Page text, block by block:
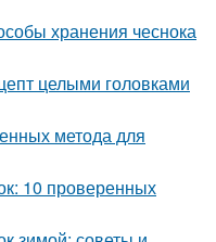
хранения чеснока
целыми головками
метода для
10 проверенных